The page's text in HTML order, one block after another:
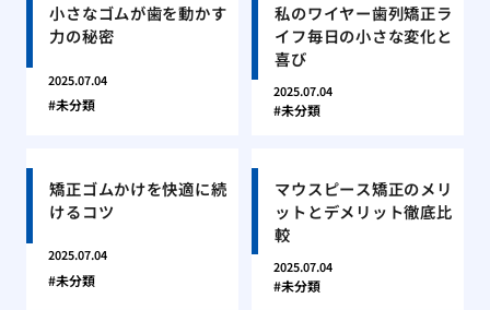
小さなゴムが歯を動かす
力の秘密
2025.07.04
未分類
私のワイヤー歯列矯正ラ
イフ毎日の小さな変化と
喜び
2025.07.04
未分類
矯正ゴムかけを快適に続
けるコツ
2025.07.04
未分類
マウスピース矯正のメリ
ットとデメリット徹底比
較
2025.07.04
未分類